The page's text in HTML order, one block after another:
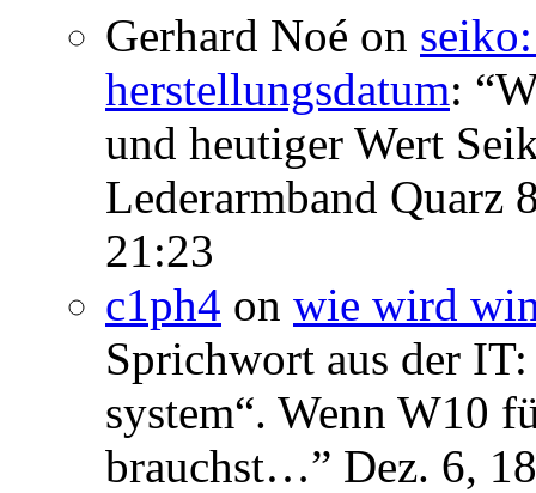
Gerhard Noé on
herstellungsdatum: “
und heutiger Wert
Lederarmband Quarz
21:23
c1ph4 on wie wird
Sprichwort aus der
system“. Wenn W10
brauchst…” Dez. 6,